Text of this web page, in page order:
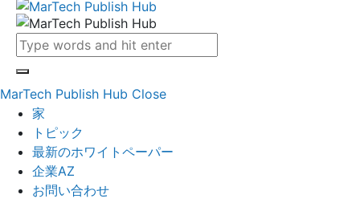
MarTech Publish Hub Close
家
トピック
最新のホワイトペーパー
企業AZ
お問い合わせ